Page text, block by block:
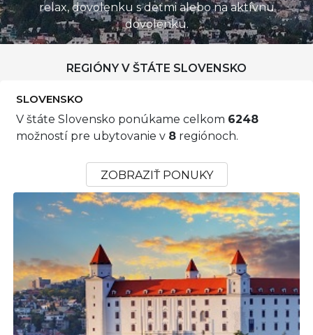
relax, dovolenku s deťmi alebo na aktívnu
dovolenku.
REGIÓNY V ŠTÁTE SLOVENSKO
SLOVENSKO
V štáte Slovensko ponúkame celkom 6248
možností pre ubytovanie v 8 regiónoch.
ZOBRAZIŤ PONUKY